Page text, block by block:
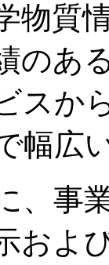
物質
のあ
スか
幅広
、事
およ